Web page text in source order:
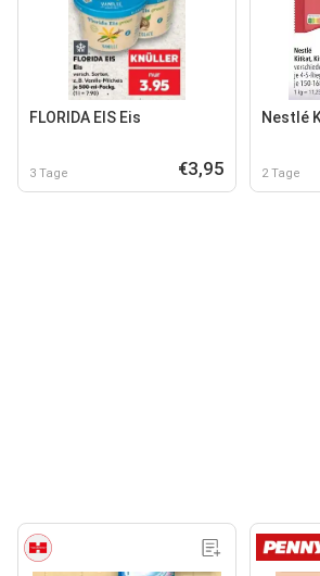
FLORIDA EIS Eis
3 Tage €3,95
Nestlé
2 Tage